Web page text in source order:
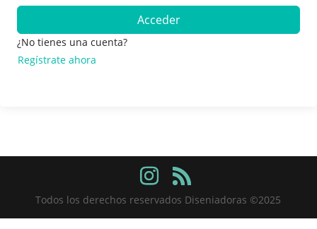
Acceder
¿No tienes una cuenta?
Regístrate ahora
Todos los derechos reservados Diseniadoras ©2025